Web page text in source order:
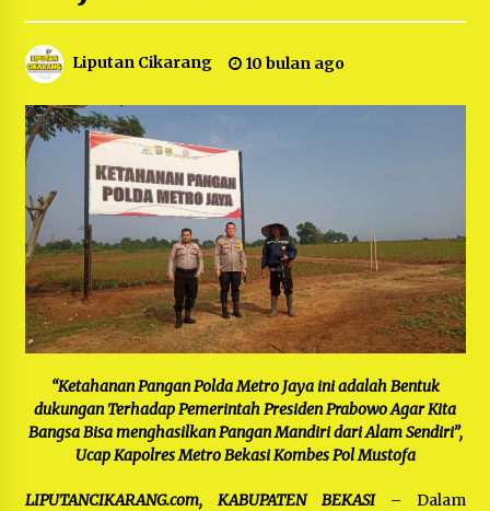
Support Camat Kedungwaringin Memberikan
Indonesia dan KOSMI Indonesia Atas Respon
Timur yang Tangkap Oknum Ormas Terkait
Pengusiran Pendirian Posko
1 tahun ago
Kodim 0509 Kabupaten Bekasi Terima 20
Perahu Bantuan Dari Panglima TNI
1 tahun ago
Jelang Ramadhan, Kecamatan Cikarang Pusat
Gelar STQ ke-VII
1 tahun ago
Liputan Cikarang 10 bulan ago
“Ketahanan Pangan Polda Metro Jaya ini adalah Bentuk
dukungan Terhadap Pemerintah Presiden Prabowo Agar Kita
Bangsa Bisa menghasilkan Pangan Mandiri dari Alam Sendiri”,
Ucap Kapolres Metro Bekasi Kombes Pol Mustofa
LIPUTANCIKARANG.com, KABUPATEN BEKASI – Dalam